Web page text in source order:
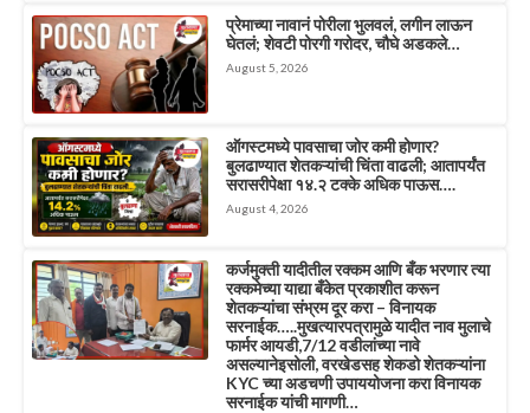
प्रेमाच्या नावानं पोरीला भुलवलं, लगीन लाऊन
घेतलं; शेवटी पोरगी गरोदर, चौघे अडकले…
August 5, 2026
ऑगस्टमध्ये पावसाचा जोर कमी होणार?
बुलढाण्यात शेतकऱ्यांची चिंता वाढली; आतापर्यंत
सरासरीपेक्षा १४.२ टक्के अधिक पाऊस….
August 4, 2026
कर्जमुक्ती यादीतील रक्कम आणि बँक भरणार त्या
रक्कमेच्या याद्या बँकेत प्रकाशीत करून
शेतकऱ्यांचा संभ्रम दूर करा – विनायक
सरनाईक…..मुखत्यारपत्रामुळे यादीत नाव मुलाचे
फार्मर आयडी,7/12 वडीलांच्या नावे
असल्यानेइसोली, वरखेडसह शेकडो शेतकऱ्यांना
KYC च्या अडचणी उपाययोजना करा विनायक
सरनाईक यांची मागणी…